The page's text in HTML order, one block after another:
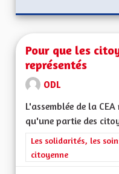
Pour que les
représentés
ODL
L'assemblée de la
qu'une partie des
Filtrer les résultats de
Les solidarités, les
citoyenne